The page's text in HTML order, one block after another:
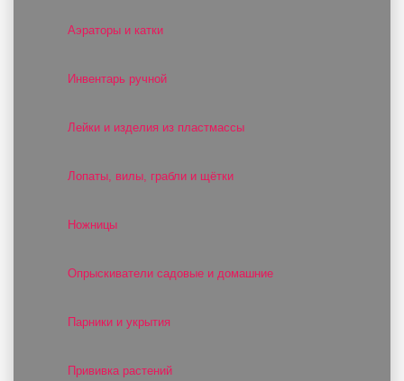
Аэраторы и катки
Инвентарь ручной
Лейки и изделия из пластмассы
Лопаты, вилы, грабли и щётки
Ножницы
Опрыскиватели садовые и домашние
Парники и укрытия
Прививка растений